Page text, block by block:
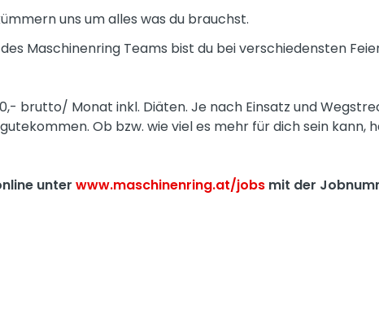
uns um alles was du brauchst.
Maschinenring Teams bist du bei verschiedensten
brutto/ Monat inkl. Diäten. Je nach Einsatz und
Ob bzw. wie viel es mehr für dich sein kann,
unter www.maschinenring.at/jobs mit der